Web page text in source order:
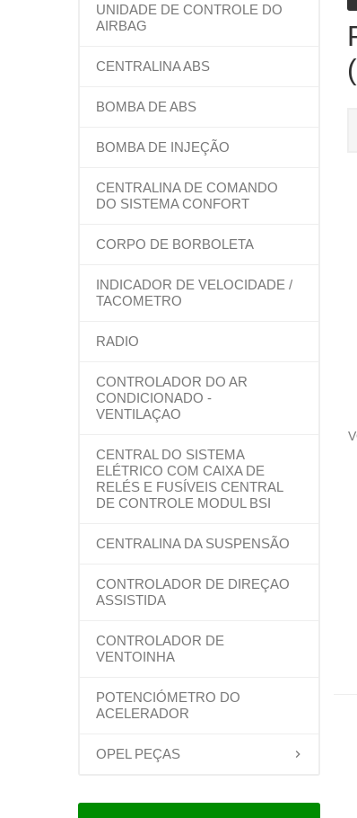
UNIDADE DE CONTROLE DO
AIRBAG
CENTRALINA ABS
BOMBA DE ABS
BOMBA DE INJEÇÃO
CENTRALINA DE COMANDO
DO SISTEMA CONFORT
CORPO DE BORBOLETA
INDICADOR DE VELOCIDADE /
TACOMETRO
RADIO
CONTROLADOR DO AR
CONDICIONADO -
VENTILAÇAO
CENTRAL DO SISTEMA
ELÉTRICO COM CAIXA DE
RELÉS E FUSÍVEIS CENTRAL
DE CONTROLE MODUL BSI
CENTRALINA DA SUSPENSÃO
CONTROLADOR DE DIREÇAO
ASSISTIDA
CONTROLADOR DE
VENTOINHA
POTENCIÓMETRO DO
ACELERADOR
OPEL PEÇAS